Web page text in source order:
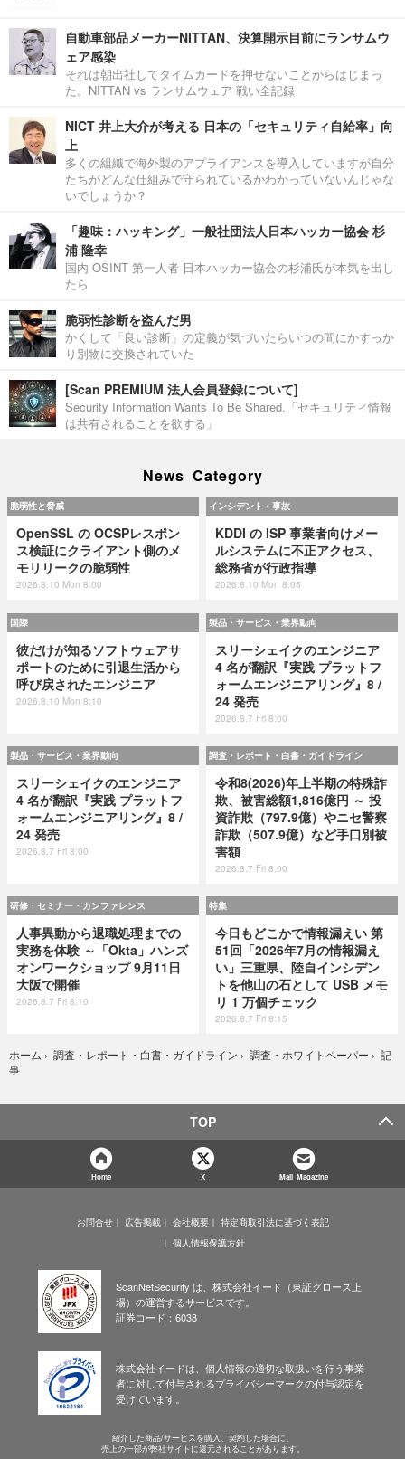
自動車部品メーカーNITTAN、決算開示目前にランサムウ
ェア感染
それは朝出社してタイムカードを押せないことからはじまっ
た。NITTAN vs ランサムウェア 戦い全記録
NICT 井上大介が考える 日本の「セキュリティ自給率」向
上
多くの組織で海外製のアプライアンスを導入していますが自分
たちがどんな仕組みで守られているかわかっていないんじゃな
いでしょうか？
「趣味：ハッキング」一般社団法人日本ハッカー協会 杉
浦 隆幸
国内 OSINT 第一人者 日本ハッカー協会の杉浦氏が本気を出し
たら
脆弱性診断を盗んだ男
かくして「良い診断」の定義が気づいたらいつの間にかすっか
り別物に交換されていた
[Scan PREMIUM 法人会員登録について]
Security Information Wants To Be Shared.「セキュリティ情報
は共有されることを欲する」
News Category
脆弱性と脅威
OpenSSL の OCSPレスポン
ス検証にクライアント側のメ
モリリークの脆弱性
2026.8.10 Mon 8:00
インシデント・事故
KDDI の ISP 事業者向けメー
ルシステムに不正アクセス、
総務省が行政指導
2026.8.10 Mon 8:05
国際
彼だけが知るソフトウェアサ
ポートのために引退生活から
呼び戻されたエンジニア
2026.8.10 Mon 8:10
製品・サービス・業界動向
スリーシェイクのエンジニア
4 名が翻訳『実践 プラットフ
ォームエンジニアリング』8 /
24 発売
2026.8.7 Fri 8:00
製品・サービス・業界動向
スリーシェイクのエンジニア
4 名が翻訳『実践 プラットフ
ォームエンジニアリング』8 /
24 発売
2026.8.7 Fri 8:00
調査・レポート・白書・ガイドライン
令和8(2026)年上半期の特殊詐
欺、被害総額1,816億円 ～ 投
資詐欺（797.9億）やニセ警察
詐欺（507.9億）など手口別被
害額
2026.8.7 Fri 8:00
研修・セミナー・カンファレンス
人事異動から退職処理までの
実務を体験 ～「Okta」ハンズ
オンワークショップ 9月11日
大阪で開催
2026.8.7 Fri 8:10
特集
今日もどこかで情報漏えい 第
51回「2026年7月の情報漏え
い」三重県、陸自インシデン
トを他山の石として USB メモ
リ 1 万個チェック
2026.8.7 Fri 8:15
ホーム › 調査・レポート・白書・ガイドライン › 調査・ホワイトペーパー › 記
事
TOP
Home X Mail Magazine
お問合せ 広告掲載 会社概要
特定商取引法に基づく表記
個人情報保護方針
ScanNetSecurity は、株式会社イード（東証グロース上
場）の運営するサービスです。
証券コード：6038
株式会社イードは、個人情報の適切な取扱いを行う事業
者に対して付与されるプライバシーマークの付与認定を
受けています。
紹介した商品/サービスを購入、契約した場合に、
売上の一部が弊社サイトに還元されることがあります。